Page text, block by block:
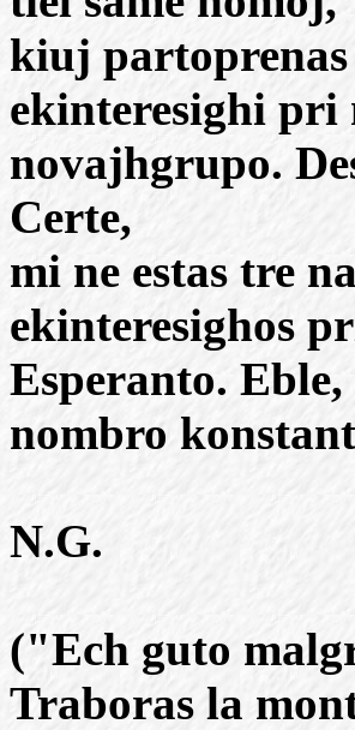
kiuj
ekinteresighi pri
novajhgrupo.
Certe,
mi ne estas tre
ekinteresighos
Esperanto. Eble,
nombro
N.G.
("Ech guto
Traboras la